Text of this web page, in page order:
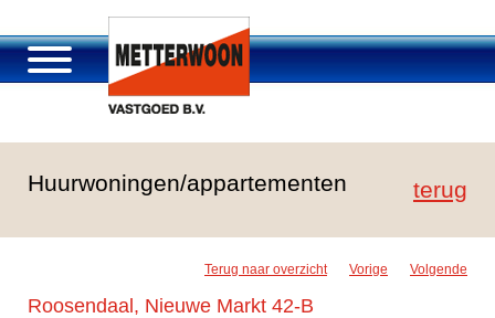
Portfolio
Huurwoningen/appartementen terug
Terug naar overzicht Vorige Volgende
Roosendaal, Nieuwe Markt 42-B